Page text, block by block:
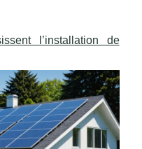
l’installation de